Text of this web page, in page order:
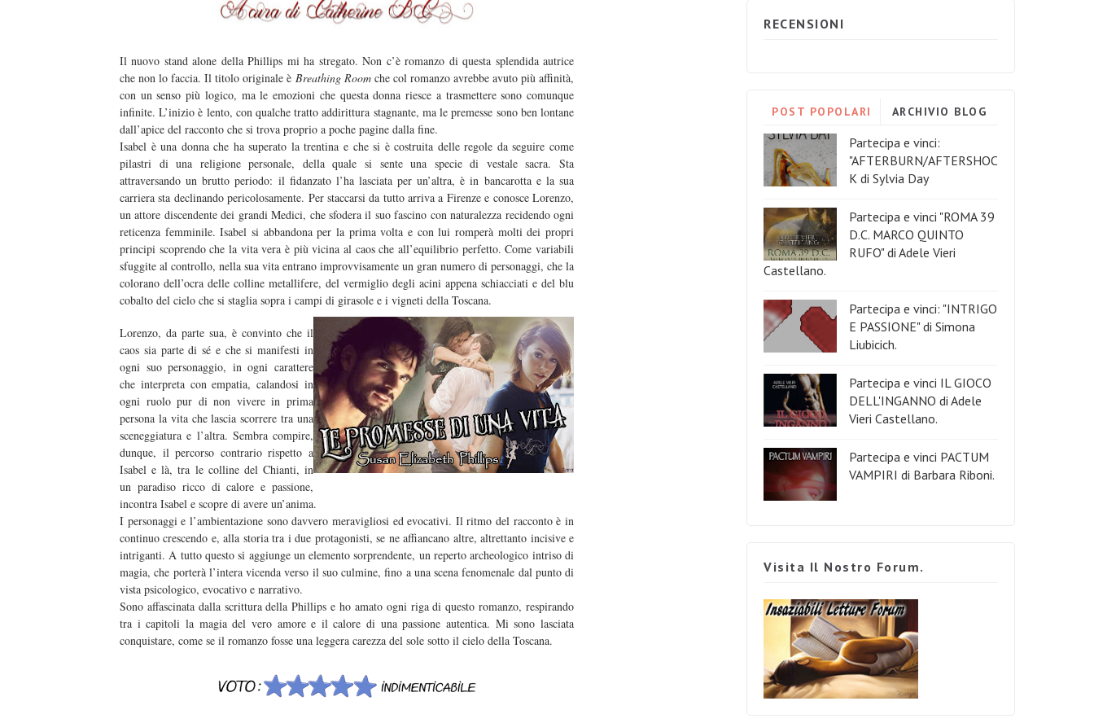
Il nuovo stand alone della Phillips mi ha stregato. Non c’è romanzo di questa splendida autrice
che non lo faccia. Il titolo originale è Breathing Room che col romanzo avrebbe avuto più affinità,
con un senso più logico, ma le emozioni che questa donna riesce a trasmettere sono comunque
infinite. L’inizio è lento, con qualche tratto addirittura stagnante, ma le premesse sono ben lontane
dall’apice del racconto che si trova proprio a poche pagine dalla fine.
Isabel è una donna che ha superato la trentina e che si è costruita delle regole da seguire come
pilastri di una religione personale, della quale si sente una specie di vestale sacra. Sta
attraversando un brutto periodo: il fidanzato l’ha lasciata per un’altra, è in bancarotta e la sua
carriera sta declinando pericolosamente. Per staccarsi da tutto arriva a Firenze e conosce Lorenzo,
un attore discendente dei grandi Medici, che sfodera il suo fascino con naturalezza recidendo ogni
reticenza femminile. Isabel si abbandona per la prima volta e con lui romperà molti dei propri
principi scoprendo che la vita vera è più vicina al caos che all’equilibrio perfetto. Come variabili
sfuggite al controllo, nella sua vita entrano improvvisamente un gran numero di personaggi, che la
colorano dell’ocra delle colline metallifere, del vermiglio degli acini appena schiacciati e del blu
cobalto del cielo che si staglia sopra i campi di girasole e i vigneti della Toscana.
Lorenzo, da parte sua, è convinto che il
caos sia parte di sé e che si manifesti in
ogni suo personaggio, in ogni carattere
che interpreta con empatia, calandosi in
ogni ruolo pur di non vivere in prima
persona la vita che lascia scorrere tra una
sceneggiatura e l’altra. Sembra compire,
dunque, il percorso contrario rispetto a
Isabel e là, tra le colline del Chianti, in
un paradiso ricco di calore e passione,
incontra Isabel e scopre di avere un’anima.
I personaggi e l’ambientazione sono davvero meravigliosi ed evocativi. Il ritmo del racconto è in
continuo crescendo e, alla storia tra i due protagonisti, se ne affiancano altre, altrettanto incisive e
intriganti. A tutto questo si aggiunge un elemento sorprendente, un reperto archeologico intriso di
magia, che porterà l’intera vicenda verso il suo culmine, fino a una scena fenomenale dal punto di
vista psicologico, evocativo e narrativo.
Sono affascinata dalla scrittura della Phillips e ho amato ogni riga di questo romanzo, respirando
tra i capitoli la magia del vero amore e il calore di una passione autentica. Mi sono lasciata
conquistare, come se il romanzo fosse una leggera carezza del sole sotto il cielo della Toscana.
RECENSIONI
POST POPOLARI ARCHIVIO BLOG
Partecipa e vinci:
"AFTERBURN/AFTERSHOC
K di Sylvia Day
Partecipa e vinci "ROMA 39
D.C. MARCO QUINTO
RUFO" di Adele Vieri
Castellano.
Partecipa e vinci: "INTRIGO
E PASSIONE" di Simona
Liubicich.
Partecipa e vinci IL GIOCO
DELL'INGANNO di Adele
Vieri Castellano.
Partecipa e vinci PACTUM
VAMPIRI di Barbara Riboni.
Visita Il Nostro Forum.